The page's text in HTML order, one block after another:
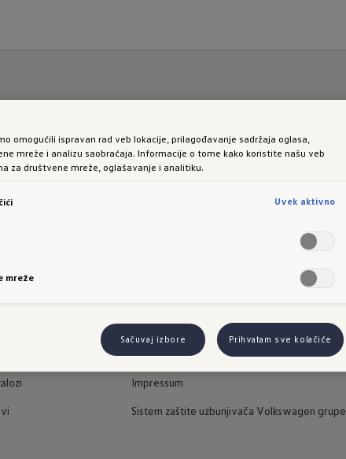
Map is blocked
Adjust cookie settings
Kontakt
Impressum
Sistem zaštite uzbunjivača Volkswagen grupe
omogućili ispravan rad veb lokacije, prilagođavanje sadržaja oglasa,
mreže i analizu saobraćaja. Informacije o tome kako koristite našu veb
za društvene mreže, oglašavanje i analitiku.
Uvek aktivno
mreže
Sačuvaj izbore Prihvatam sve kolačiće